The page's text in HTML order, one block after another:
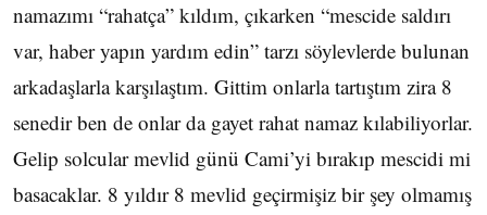
namazımı “rahatça” kıldım, çıkarken “mescide saldırı
var, haber yapın yardım edin” tarzı söylevlerde bulunan
arkadaşlarla karşılaştım. Gittim onlarla tartıştım zira 8
senedir ben de onlar da gayet rahat namaz kılabiliyorlar.
Gelip solcular mevlid günü Cami’yi bırakıp mescidi mi
basacaklar. 8 yıldır 8 mevlid geçirmişiz bir şey olmamış